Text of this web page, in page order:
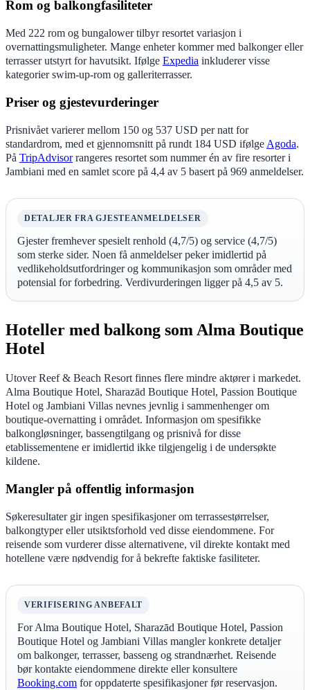
Rom og balkongfasiliteter
Med 222 rom og bungalower tilbyr resortet variasjon i
overnattingsmuligheter. Mange enheter kommer med balkonger eller
terrasser utstyrt for havutsikt. Ifølge Expedia inkluderer visse
kategorier swim-up-rom og galleriterrasser.
Priser og gjestevurderinger
Prisnivået varierer mellom 150 og 537 USD per natt for
standardrom, med et gjennomsnitt på rundt 184 USD ifølge Agoda.
På TripAdvisorrangeres resortet som nummer én av fire resorter i
Jambiani med en samlet score på 4,4 av 5 basert på 969 anmeldelser.
DETALJER FRA GJESTEANMELDELSER
Gjester fremhever spesielt renhold (4,7/5) og service (4,7/5)
som sterke sider. Noen få anmeldelser peker imidlertid på
vedlikeholdsutfordringer og kommunikasjon som områder med
potensial for forbedring. Verdivurderingen ligger på 4,5 av 5.
Hoteller med balkong som Alma Boutique
Hotel
Utover Reef & Beach Resort finnes flere mindre aktører i markedet.
Alma Boutique Hotel, Sharazād Boutique Hotel, Passion Boutique
Hotel og Jambiani Villas nevnes jevnlig i sammenhenger om
boutique-overnatting i området. Informasjon om spesifikke
balkongløsninger, bassengtilgang og prisnivå for disse
etablissementene er imidlertid ikke tilgjengelig i de undersøkte
kildene.
Mangler på offentlig informasjon
Søkeresultater gir ingen spesifikasjoner om terrassestørrelser,
balkongtyper eller utsiktsforhold ved disse eiendommene. For
reisende som vurderer disse alternativene, vil direkte kontakt med
hotellene være nødvendig for å bekrefte faktiske fasiliteter.
VERIFISERING ANBEFALT
For Alma Boutique Hotel, Sharazād Boutique Hotel, Passion
Boutique Hotel og Jambiani Villas mangler konkrete detaljer
om balkonger, terrasser, basseng og strandnærhet. Reisende
bør kontakte eiendommene direkte eller konsultere
Booking.com for oppdaterte spesifikasjoner før reservasjon.